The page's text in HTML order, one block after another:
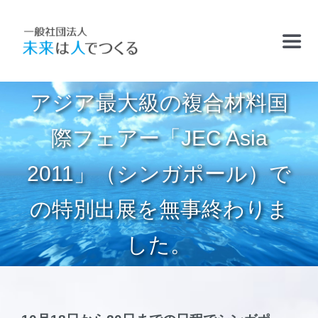
content
TOP
お知らせ
フリースクールおかむら塾
ケアサポート
アジア最大級の複合材料国
際フェアー「JEC Asia
2011」（シンガポール）で
の特別出展を無事終わりま
した。